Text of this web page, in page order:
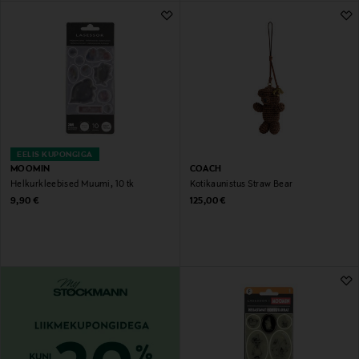
EELIS KUPONGIGA
MOOMIN
Helkurkleebised Muumi, 10 tk
Original Price
9,90 €
COACH
Kotikaunistus Straw Bear
Original Price
125,00 €